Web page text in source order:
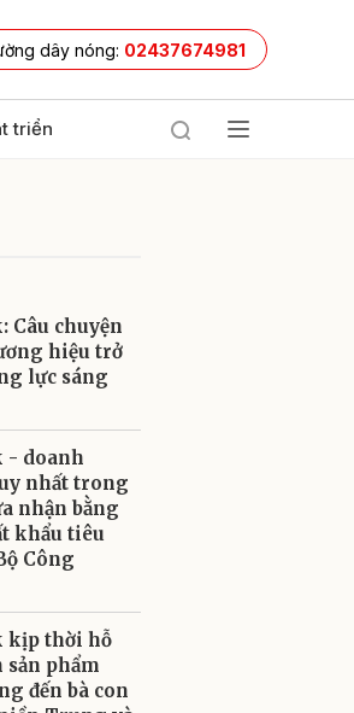
dây nóng: 02437674981
triển
Câu chuyện
hiệu trở
lực sáng
doanh
nhất trong
nhận bằng
khẩu tiêu
Công
kịp thời hỗ
sản phẩm
đến bà con